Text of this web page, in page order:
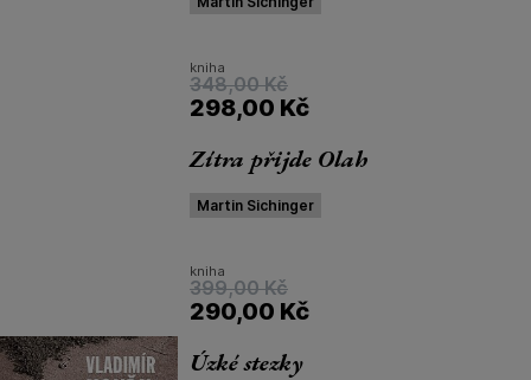
kniha
348,00 Kč
298,00 Kč
Zítra přijde Olah
Martin Sichinger
kniha
399,00 Kč
290,00 Kč
Úzké stezky